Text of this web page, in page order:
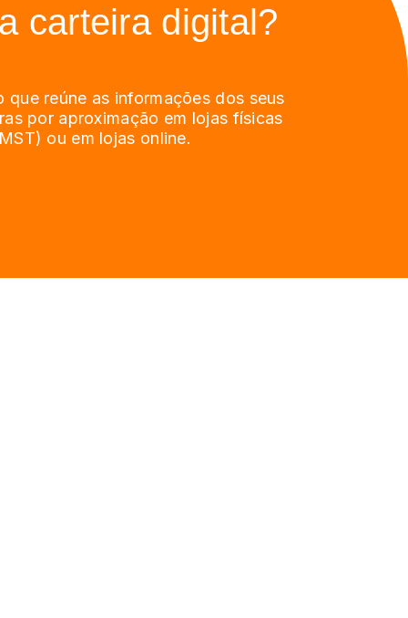
carteira digital?
que reúne as informações dos seus
por aproximação em lojas físicas
ou em lojas online.